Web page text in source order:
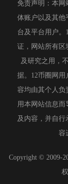
免责声明：本
体账户以及其他
台及平台用户。
证，网站所有区
及研究之用，
据。12币圈网
容均由其个人负
用本网站信息
及内容，并自
容
Copyright © 2009-